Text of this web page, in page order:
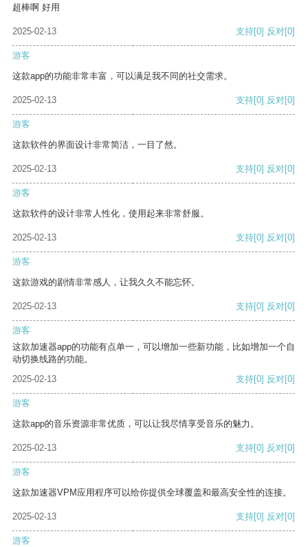
超棒啊 好用
2025-02-13 支持[0] 反对[0]
游客
这款app的功能非常丰富，可以满足我不同的社交需求。
2025-02-13 支持[0] 反对[0]
游客
这款软件的界面设计非常简洁，一目了然。
2025-02-13 支持[0] 反对[0]
游客
这款软件的设计非常人性化，使用起来非常舒服。
2025-02-13 支持[0] 反对[0]
游客
这款游戏的剧情非常感人，让我久久不能忘怀。
2025-02-13 支持[0] 反对[0]
游客
这款加速器app的功能有点单一，可以增加一些新功能，比如增加一个自
动切换线路的功能。
2025-02-13
支持[0] 反对[0]
游客
这款app的音乐资源非常优质，可以让我尽情享受音乐的魅力。
2025-02-13 支持[0] 反对[0]
游客
这款加速器VPM应用程序可以给你提供全球覆盖和最高安全性的连接。
2025-02-13 支持[0] 反对[0]
游客